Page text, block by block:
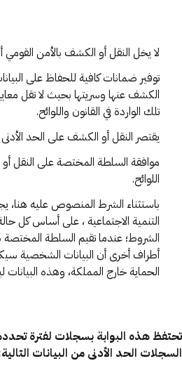
لا يخل النقل أو الكشف بالأمن القومي
توفير ضمانات كافية للحفاظ على
الكشف عنها وسريتها بحيث لا تقل
تلك الواردة في القانون واللوائح.
يقتصر النقل أو الكشف على الحد
موافقة السلطة المختصة على النقل
اللوائح.
باستثناء الشرط المنصوص عليه هنا،
التنمية الاجتماعية ، على أساس كل
الشروط؛ عندما تقيم السلطة
أطراف أخرى أن البيانات الشخصية
الحماية خارج المملكة، وهذه
تحتفظ هذه البوابة بسجلات لفترة
السجلات الحد الأدنى من البيانات